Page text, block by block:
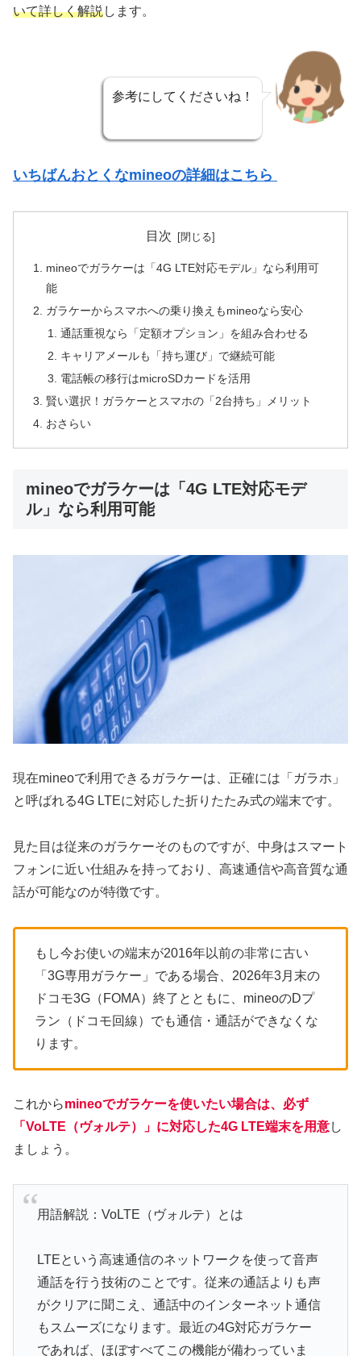
いて詳しく解説します。
参考にしてくださいね！
いちばんおとくなmineoの詳細はこちら
目次
mineoでガラケーは「4G LTE対応モデル」なら利用可
能
ガラケーからスマホへの乗り換えもmineoなら安心
通話重視なら「定額オプション」を組み合わせる
キャリアメールも「持ち運び」で継続可能
電話帳の移行はmicroSDカードを活用
賢い選択！ガラケーとスマホの「2台持ち」メリット
おさらい
mineoでガラケーは「4G LTE対応モデ
ル」なら利用可能
現在mineoで利用できるガラケーは、正確には「ガラホ」
と呼ばれる4G LTEに対応した折りたたみ式の端末です。
見た目は従来のガラケーそのものですが、中身はスマート
フォンに近い仕組みを持っており、高速通信や高音質な通
話が可能なのが特徴です。
もし今お使いの端末が2016年以前の非常に古い
「3G専用ガラケー」である場合、2026年3月末の
ドコモ3G（FOMA）終了とともに、mineoのDプ
ラン（ドコモ回線）でも通信・通話ができなくな
ります。
これからmineoでガラケーを使いたい場合は、必ず
「VoLTE（ヴォルテ）」に対応した4G LTE端末を用意し
ましょう。
用語解説：VoLTE（ヴォルテ）とは
LTEという高速通信のネットワークを使って音声
通話を行う技術のことです。従来の通話よりも声
がクリアに聞こえ、通話中のインターネット通信
もスムーズになります。最近の4G対応ガラケー
であれば、ほぼすべてこの機能が備わっていま